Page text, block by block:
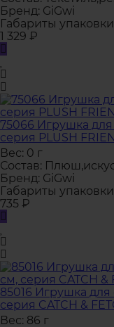
Бренд: GiGwi
Габариты
1 329 ₽
75066 Игрушка
серия PLUSH
Вес: 0 г
Состав:
Бренд: GiGwi
Габариты
735 ₽
85016 Игрушка
серия CATCH &
Вес: 86 г